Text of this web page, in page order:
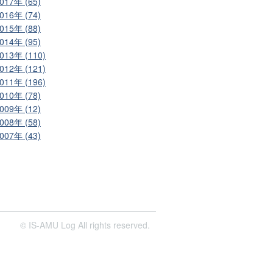
年 (74)
年 (88)
年 (95)
年 (110)
年 (121)
年 (196)
年 (78)
年 (12)
年 (58)
年 (43)
© IS-AMU Log All rights reserved.